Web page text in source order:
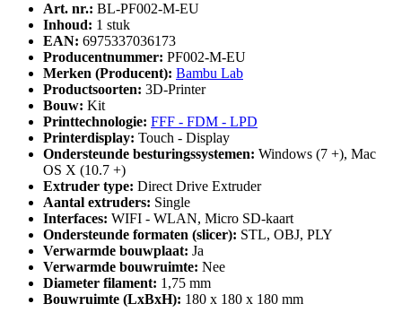
Art. nr.: BL-PF002-M-EU
Inhoud: 1 stuk
EAN: 6975337036173
Producentnummer: PF002-M-EU
Merken (Producent): Bambu Lab
Productsoorten: 3D-Printer
Bouw: Kit
Printtechnologie: FFF - FDM - LPD
Printerdisplay: Touch - Display
Ondersteunde besturingssystemen: Windows (7 +), Mac
OS X (10.7 +)
Extruder type: Direct Drive Extruder
Aantal extruders: Single
Interfaces: WIFI - WLAN, Micro SD-kaart
Ondersteunde formaten (slicer): STL, OBJ, PLY
Verwarmde bouwplaat: Ja
Verwarmde bouwruimte: Nee
Diameter filament: 1,75 mm
Bouwruimte (LxBxH): 180 x 180 x 180 mm